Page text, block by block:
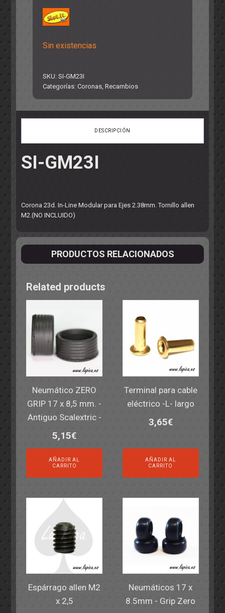
Sin existencias
SKU:SI-GM23I
Categorías:Coronas ,Recambios
DESCRIPCIÓN
SI-GM23I
Corona 23d. In-Line Modular para Ejes 2.38mm. Tornillo allen
M2.(NO INCLUIDO)
PRODUCTOS RELACIONADOS
Related products
Neumático ZERO
GRIP 17 x 8,5 mm. -
Antiguo Scalextric -
5,15€
AÑADIR AL
CARRITO
Terminal para cable
eléctrico -L- largo
3,65€
AÑADIR AL
CARRITO
Espárrago allen M2
x 2,5
Neumáticos 17 x
8.5mm - Grip Zero